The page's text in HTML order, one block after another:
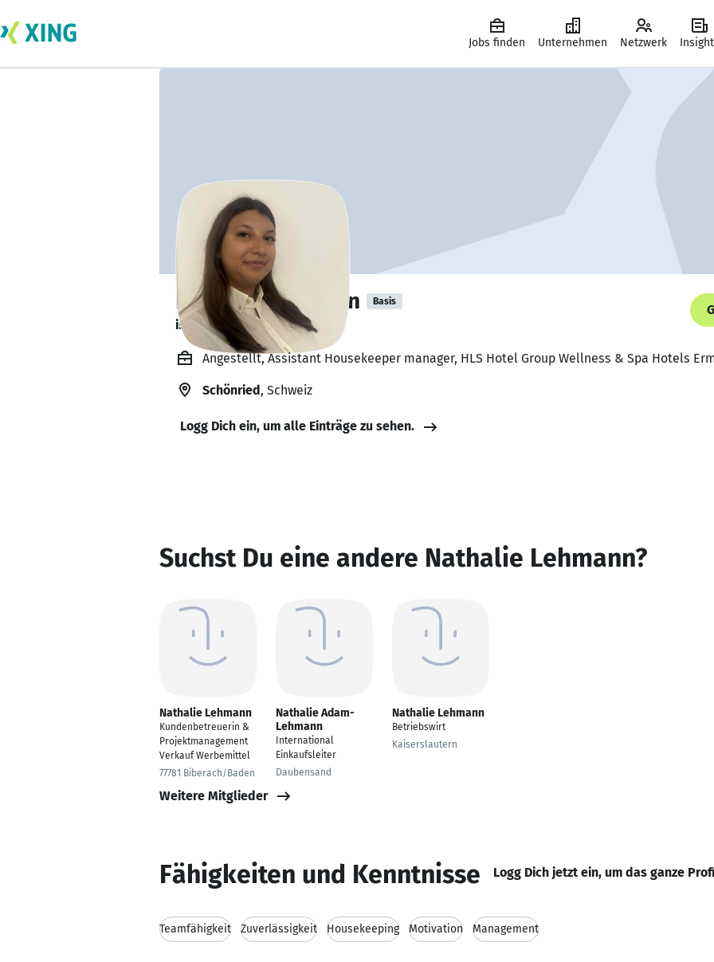
Jobs finden Unternehmen Netzwerk
Nathalie Lehmann Basis
ist offen für Projekte. 🔎
Angestellt, Assistant Housekeeper manager, HLS Hotel Group Wellness & Spa Hotels
Schönried, Schweiz
Logg Dich ein, um alle Einträge zu sehen.
Suchst Du eine andere Nathalie Lehmann?
Nathalie Lehmann
Kundenbetreuerin &
Projektmanagement
Verkauf Werbemittel
77781 Biberach/Baden
Nathalie Adam-
Lehmann
International
Einkaufsleiter
Daubensand
Nathalie Lehmann
Betriebswirt
Kaiserslautern
Weitere Mitglieder
Fähigkeiten und Kenntnisse Logg Dich jetzt ein, um das ganze
Teamfähigkeit Zuverlässigkeit Housekeeping Motivation Management